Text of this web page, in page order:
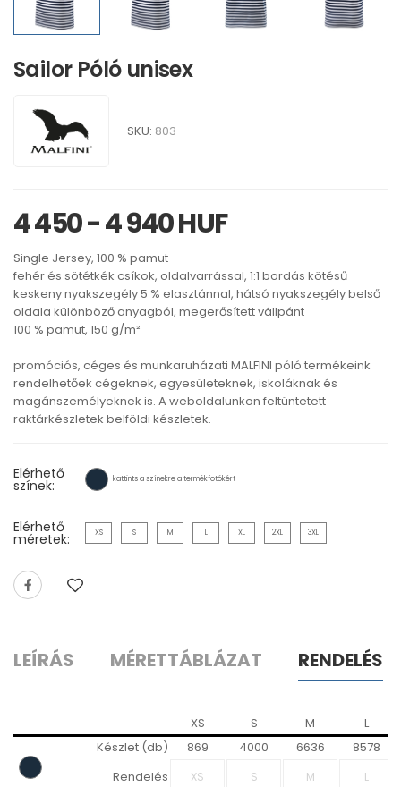
Sailor Póló unisex
SKU: 803
4 450 - 4 940 HUF
Single Jersey, 100 % pamut
fehér és sötétkék csíkok, oldalvarrással, 1:1 bordás kötésű
keskeny nyakszegély 5 % elasztánnal, hátsó nyakszegély belső
oldala különböző anyagból, megerősített vállpánt
100 % pamut, 150 g/m²
promóciós, céges és munkaruházati MALFINI póló termékeink
rendelhetőek cégeknek, egyesületeknek, iskoláknak és
magánszemélyeknek is. A weboldalunkon feltüntetett
raktárkészletek belföldi készletek.
Elérhető
színek: kattints a színekre a termékfotókért
Elérhető
méretek: XS S M L XL 2XL 3XL
LEÍRÁS MÉRETTÁBLÁZAT RENDELÉS
XS S M L
Készlet (db) 869 4000 6636
8578
Rendelés